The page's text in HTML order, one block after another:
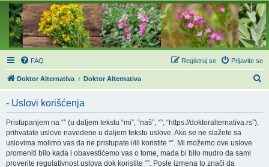
FAQ Prijavite se
Registruj se
Doktor Alternativa Doktor Alternativa
- Uslovi korišćenja
Pristupanjem na “” (u daljem tekstu “mi”, “naš”, “”, “https://doktoralternativa.rs”),
prihvatate uslove navedene u daljem tekstu uslove. Ako se ne slažete sa
uslovima molimo vas da ne pristupate i/ili koristite “”. Mi možemo ove uslove
promeniti bilo kada i obavestićemo vas o tome, mada bi bilo mudro da sami
proverite regulativnost uslova dok koristite “”. Posle izmena to znači da